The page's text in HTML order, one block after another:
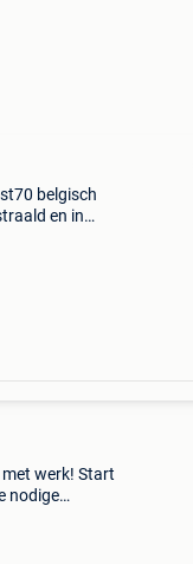
belgisch
en in
met werk! Start
nodige